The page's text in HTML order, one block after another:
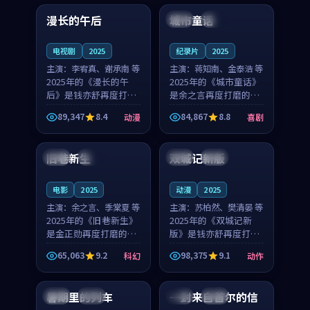
中国 高分
漫长的午后
电视剧 2025
主演： 李宥真、谢承南 等
2025年的《漫长的午
后》是钱亦舒再度打磨
的动漫佳作。中国大陆
的取景与海岛日常的氛
围相互成就，李宥真与
谢承南的对手戏自然克
制，让整部影片在悬念
89,347 8.4 动漫
美国 院线
城市童话
纪录片 2025
主演： 蒋知南、金泰浩 等
2025年的《城市童话》
是余之言再度打磨的喜
剧佳作。美国的取景与
历史战争的氛围相互成
就，蒋知南与金泰浩的
对手戏自然克制，让整
部影片在悬念与温度
84,867 8.8 喜剧
英国 完结
旧巷新生
电影 2025
主演： 余之言、季棠夏 等
2025年的《旧巷新生》
是金正勋再度打磨的科
幻佳作。英国的取景与
雨夜物语的氛围相互成
就，余之言与季棠夏的
对手戏自然克制，让整
部影片在悬念与温度
65,063 9.2 科幻
中国 独播
双城记新版
动漫 2025
主演： 苏柏然、樊清晏 等
2025年的《双城记新
版》是钱亦舒再度打磨
的动作佳作。中国大陆
的取景与沙漠探险的氛
围相互成就，苏柏然与
樊清晏的对手戏自然克
制，让整部影片在悬念
98,375 9.1 动作
中国 杜比
暑期里的列车 韩国 热播
一封来自首尔的信